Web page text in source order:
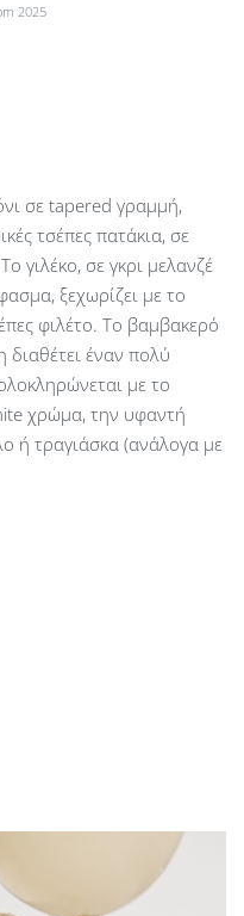
2025
σε tapered γραμμή,
τσέπες πατάκια, σε
γιλέκο, σε γκρι μελανζέ
ξεχωρίζει με το
φιλέτο. Το βαμβακερό
έναν πολύ
με το
χρώμα, την υφαντή
ή τραγιάσκα (ανάλογα με